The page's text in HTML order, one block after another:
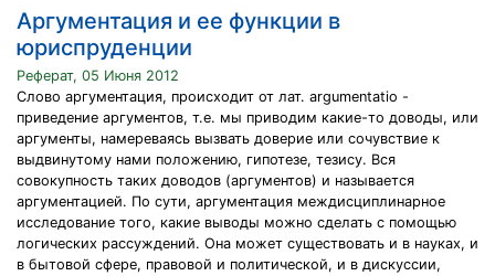
Аргументация и ее функции в
юриспруденции
Реферат, 05 Июня 2012
Слово аргументация, происходит от лат. argumentatio -
приведение аргументов, т.е. мы приводим какие-то доводы, или
аргументы, намереваясь вызвать доверие или сочувствие к
выдвинутому нами положению, гипотезе, тезису. Вся
совокупность таких доводов (аргументов) и называется
аргументацией. По сути, аргументация междисциплинарное
исследование того, какие выводы можно сделать с помощью
логических рассуждений. Она может существовать и в науках, и
в бытовой сфере, правовой и политической, и в дискуссии,